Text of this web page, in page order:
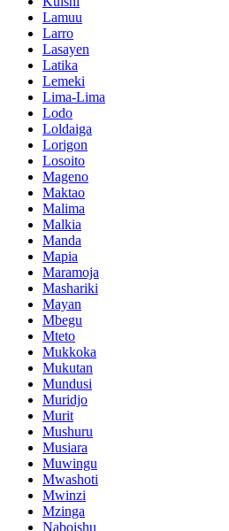
Lamuu
Larro
Lasayen
Latika
Lemeki
Lima-Lima
Lodo
Loldaiga
Lorigon
Losoito
Mageno
Maktao
Malima
Malkia
Manda
Mapia
Maramoja
Mashariki
Mayan
Mbegu
Mteto
Mukkoka
Mukutan
Mundusi
Muridjo
Murit
Mushuru
Musiara
Muwingu
Mwashoti
Mwinzi
Mzinga
Naboishu